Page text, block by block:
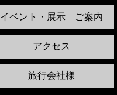
イベント・展示 ご案内
アクセス
旅行会社様